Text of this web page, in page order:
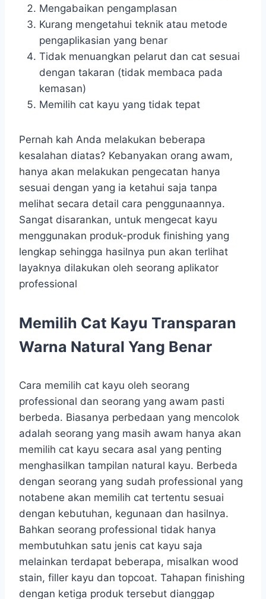
Mengabaikan pengamplasan
Kurang mengetahui teknik atau metode
pengaplikasian yang benar
Tidak menuangkan pelarut dan cat sesuai
dengan takaran (tidak membaca pada
kemasan)
Memilih cat kayu yang tidak tepat
Pernah kah Anda melakukan beberapa
kesalahan diatas? Kebanyakan orang awam,
hanya akan melakukan pengecatan hanya
sesuai dengan yang ia ketahui saja tanpa
melihat secara detail cara penggunaannya.
Sangat disarankan, untuk mengecat kayu
menggunakan produk-produk finishing yang
lengkap sehingga hasilnya pun akan terlihat
layaknya dilakukan oleh seorang aplikator
professional
Memilih Cat Kayu Transparan
Warna Natural Yang Benar
Cara memilih cat kayu oleh seorang
professional dan seorang yang awam pasti
berbeda. Biasanya perbedaan yang mencolok
adalah seorang yang masih awam hanya akan
memilih cat kayu secara asal yang penting
menghasilkan tampilan natural kayu. Berbeda
dengan seorang yang sudah professional yang
notabene akan memilih cat tertentu sesuai
dengan kebutuhan, kegunaan dan hasilnya.
Bahkan seorang professional tidak hanya
membutuhkan satu jenis cat kayu saja
melainkan terdapat beberapa, misalkan wood
stain, filler kayu dan topcoat. Tahapan finishing
dengan ketiga produk tersebut dianggap